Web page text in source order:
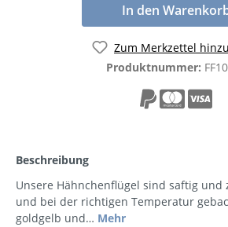
In den
Zum Merkzettel
Produktnummer:
Beschreibung
Unsere Hähnchenflügel sind saftig und
und bei der richtigen Temperatur
goldgelb und… Mehr